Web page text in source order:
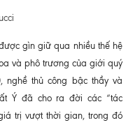
gìn giữ qua nhiều thế hệ
và phô trương của giới quý
nghề thủ công bậc thầy và
Ý đã cho ra đời các “tác
trị vượt thời gian, trong đó